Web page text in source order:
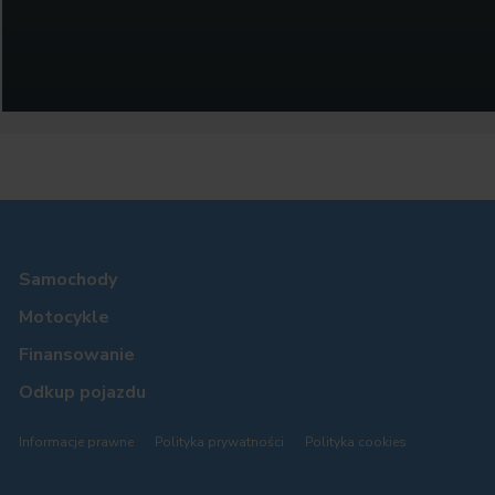
Samochody
Motocykle
Finansowanie
Odkup pojazdu
Informacje prawne Polityka prywatności Polityka cookies